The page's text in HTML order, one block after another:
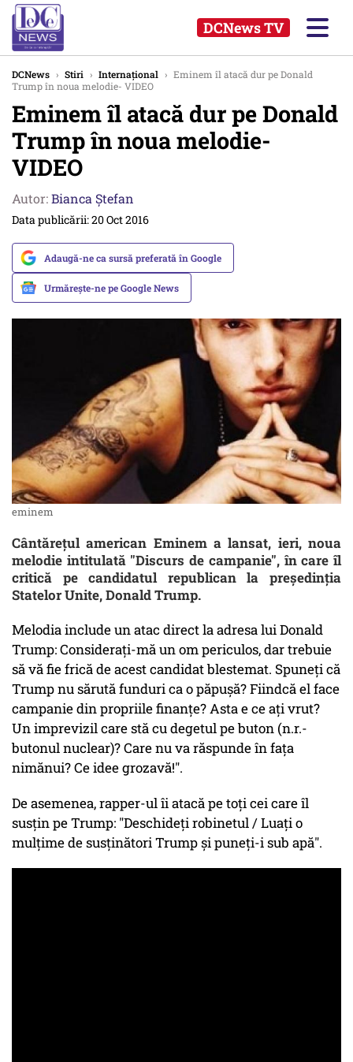
DCNews TV
DCNews › Stiri › Internațional › Eminem îl atacă dur pe Donald
Trump în noua melodie- VIDEO
Eminem îl atacă dur pe Donald
Trump în noua melodie-
VIDEO
Autor:Bianca Ştefan
Data publicării: 20 Oct 2016
Adaugă-ne ca sursă preferată în Google
Urmărește-ne pe Google News
eminem
Cântărețul american Eminem a lansat, ieri, noua
melodie intitulată "Discurs de campanie", în care îl
critică pe candidatul republican la președinția
Statelor Unite, Donald Trump.
Melodia include un atac direct la adresa lui Donald
Trump: Considerați-mă un om periculos, dar trebuie
să vă fie frică de acest candidat blestemat. Spuneți că
Trump nu sărută funduri ca o păpușă? Fiindcă el face
campanie din propriile finanțe? Asta e ce ați vrut?
Un imprevizil care stă cu degetul pe buton (n.r.-
butonul nuclear)? Care nu va răspunde în fața
nimănui? Ce idee grozavă!".
De asemenea, rapper-ul îi atacă pe toți cei care îl
susțin pe Trump: "Deschideți robinetul / Luați o
mulțime de susținători Trump și puneți-i sub apă".